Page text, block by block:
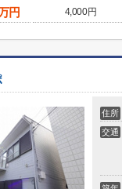
円 4,000円
住所
交通